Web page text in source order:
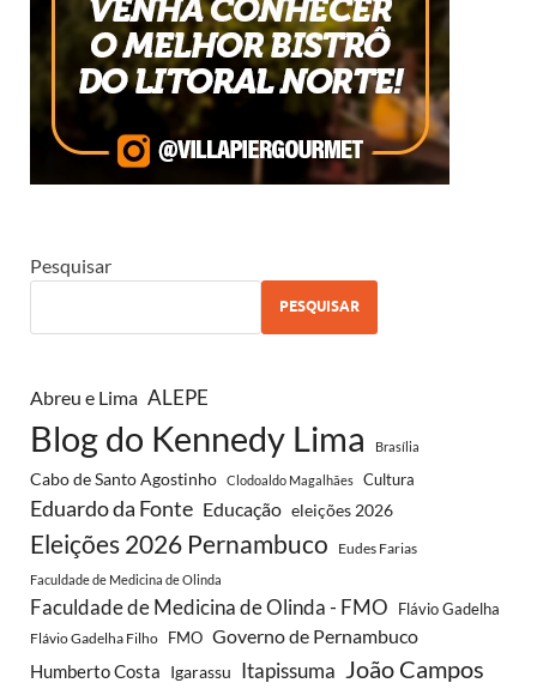
Pesquisar
PESQUISAR
Abreu e Lima ALEPE
Blog do Kennedy Lima Brasília
Cabo de Santo Agostinho Clodoaldo Magalhães Cultura
Eduardo da Fonte Educação eleições 2026
Eleições 2026 Pernambuco Eudes Farias
Faculdade de Medicina de Olinda
Faculdade de Medicina de Olinda - FMO Flávio Gadelha
Flávio Gadelha Filho FMO Governo de Pernambuco
Humberto Costa Igarassu Itapissuma João Campos